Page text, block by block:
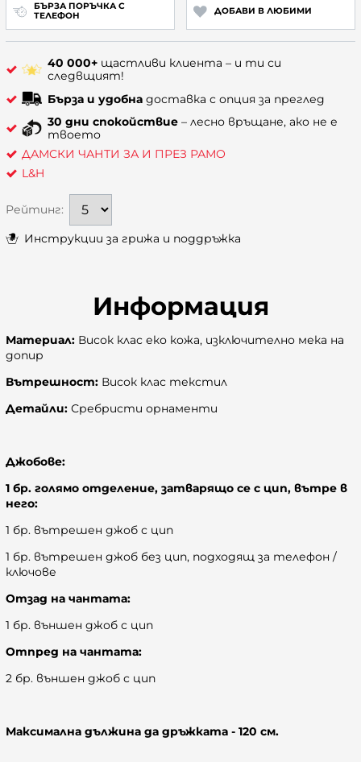
Инструкции за грижа и поддръжка
БЪРЗА ПОРЪЧКА С
ТЕЛЕФОН
ДОБАВИ В ЛЮБИМИ
40 000+ щастливи клиента – и ти си
следвщият!
Бърза и удобна доставка с опция за преглед
30 дни спокойствие – лесно връщане, ако не е
твоето
ДАМСКИ ЧАНТИ ЗА И ПРЕЗ РАМО
L&H
Рейтинг:
Информация
Материал: Висок клас еко кожа, изключително мека на
допир
Вътрешност: Висок клас текстил
Детайли: Сребристи орнаменти
Джобове:
1 бр. голямо отделение, затварящо се с цип, вътре в
него:
1 бр. вътрешен джоб с цип
1 бр. вътрешен джоб без цип, подходящ за телефон /
ключове
Отзад на чантата:
1 бр. външен джоб с цип
Отпред на чантата:
2 бр. външен джоб с цип
Максимална дължина да дръжката - 120 см.